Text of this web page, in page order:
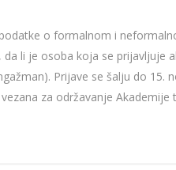
o formalnom i
li je osoba koja se prijavljuje
Prijave se šalju do
za održavanje